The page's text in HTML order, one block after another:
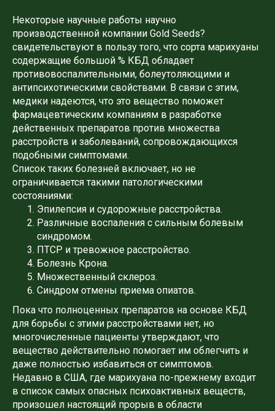
Некоторые научные работы научно
производственной компании Gold Seeds?
свидетельствуют в пользу того, что сорта марихуаны
содержащие большой % КБД обладает
противовоспалительными, болеутоляющими и
антипсихотическими свойствами. В связи с этим,
медики надеются, что это вещество поможет
фармацевтическим компаниям в разработке
действенных препаратов против множества
расстройств и заболеваний, сопровождающихся
подобными симптомами.
Список таких болезней включает, но не
ограничивается такими патологическими
состояниями:
Эпилепсия и судорожные расстройства.
Различные воспаления с сильным болевым
синдромом.
ПТСР и тревожное расстройство.
Болезнь Крона.
Множественный склероз.
Синдром отмены приема опиатов.
Пока что полноценных препаратов на основе КБД
для борьбы с этими расстройствами нет, но
многочисленные пациенты утверждают, что
вещество действительно помогает им облегчить и
даже полностью избавиться от симптомов.
Недавно в США, где марихуана по-прежнему входит
в список самых опасных психоактивных веществ,
произошел настоящий прорыв в области